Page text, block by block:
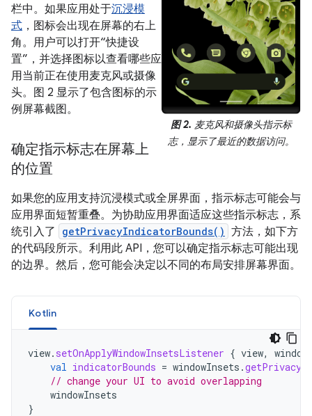
图 2. 麦克风和摄像头指示标
志，显示了最近的数据访问。
栏中。如果应用处于沉浸模
式 ，图标会出现在屏幕的右上
角。用户可以打开“快捷设
置”，并选择图标以查看哪些应
用当前正在使用麦克风或摄像
头。图 2 显示了包含图标的示
例屏幕截图。
确定指示标志在屏幕上
的位置
如果您的应用支持沉浸模式或全屏界面，指示标志可能会与
应用界面短暂重叠。为协助应用界面适应这些指示标志，系
统引入了
getPrivacyIndicatorBounds() 方法，如下方
的代码段所示。利用此 API，您可以确定指示标志可能出现
的边界。然后，您可能会决定以不同的布局安排屏幕界面。
Kotlin
view. setOnApplyWindowInsetsListener { view,
val indicatorBounds = windowInsets .
// change your UI to avoid overlapping
windowInsets
}